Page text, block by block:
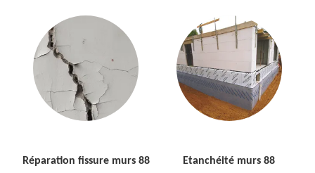
Réparation fissure murs 88 Etanchéité murs 88